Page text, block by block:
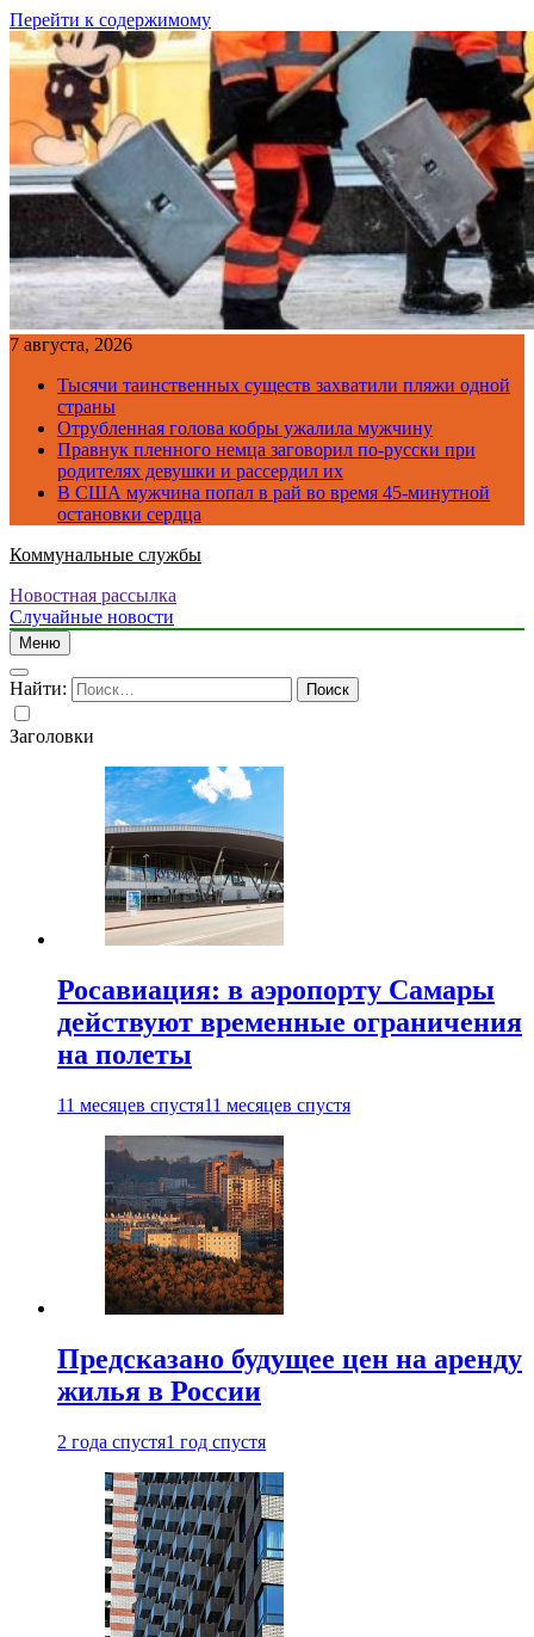
Перейти к содержимому
7 августа, 2026
Тысячи таинственных существ захватили пляжи одной
страны
Отрубленная голова кобры ужалила мужчину
Правнук пленного немца заговорил по-русски при
родителях девушки и рассердил их
В США мужчина попал в рай во время 45-минутной
остановки сердца
Коммунальные службы
Новостная рассылка
Случайные новости
Меню
Найти:
Заголовки
Росавиация: в аэропорту Самары
действуют временные ограничения
на полеты
11 месяцев спустя11 месяцев спустя
Предсказано будущее цен на аренду
жилья в России
2 года спустя1 год спустя